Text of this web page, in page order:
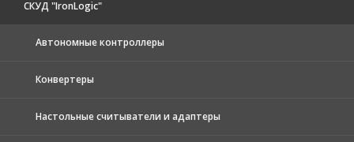
СКУД "IronLogic"
Автономные контроллеры
Конвертеры
Настольные считыватели и адаптеры